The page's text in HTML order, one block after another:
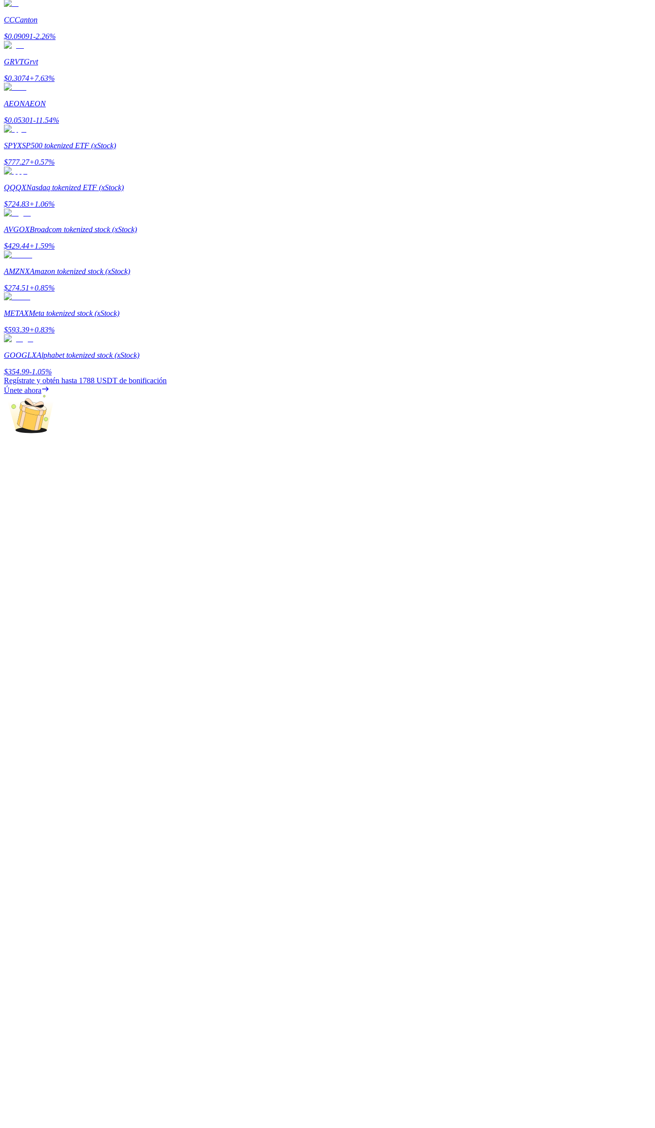
Disfruta del reparto de beneficios y comisiones de copy trading
Información
Análisis de big data que incluye información comercial, etc.
Guía
Guía de inicio de futuros
Estrategias comerciales
Aprenda cómo mantenerse rentable
CCCanton
$0.09091-2.26%
GRVTGrvt
$0.3074+7.63%
AEONAEON
$0.05301-11.54%
SPYXSP500 tokenized ETF (xStock)
$777.27+0.57%
QQQXNasdaq tokenized ETF (xStock)
$724.83+1.06%
AVGOXBroadcom tokenized stock (xStock)
$429.44+1.59%
AMZNXAmazon tokenized stock (xStock)
$274.51+0.85%
METAXMeta tokenized stock (xStock)
$593.39+0.83%
GOOGLXAlphabet tokenized stock (xStock)
$354.99-1.05%
Regístrate y obtén hasta 1788 USDT de bonificación
Únete ahora